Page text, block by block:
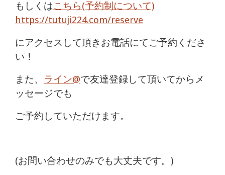
もしくはこちら(予約制について)
https://tutuji224.com/reserve
にアクセスして頂きお電話にてご予約くださ
い！
また、 ライン@で友達登録して頂いてからメ
ッセージでも
ご予約していただけます。
(お問い合わせのみでも大丈夫です。)